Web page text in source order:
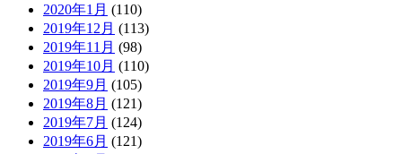
2020年1月 (110)
2019年12月 (113)
2019年11月 (98)
2019年10月 (110)
2019年9月 (105)
2019年8月 (121)
2019年7月 (124)
2019年6月 (121)